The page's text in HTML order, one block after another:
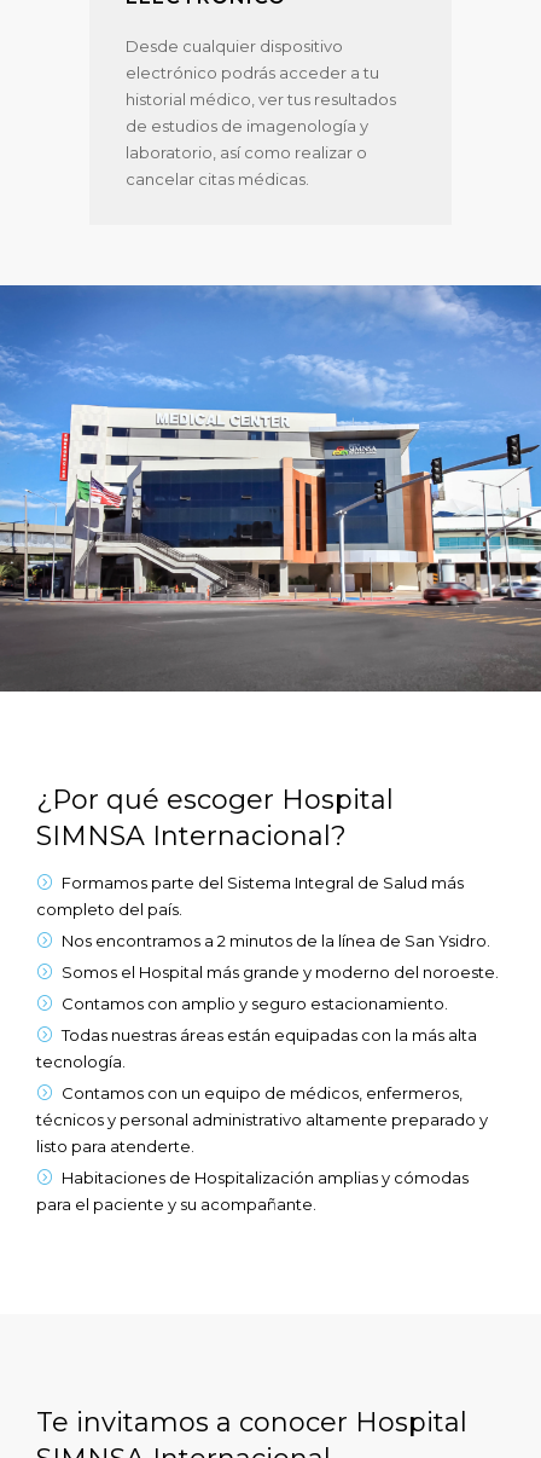
Desde cualquier dispositivo
electrónico podrás acceder a tu
historial médico, ver tus resultados
de estudios de imagenología y
laboratorio, así como realizar o
cancelar citas médicas.
¿Por qué escoger Hospital
SIMNSA Internacional?
Formamos parte del Sistema Integral de Salud más
completo del país.
Nos encontramos a 2 minutos de la línea de San Ysidro.
Somos el Hospital más grande y moderno del noroeste.
Contamos con amplio y seguro estacionamiento.
Todas nuestras áreas están equipadas con la más alta
tecnología.
Contamos con un equipo de médicos, enfermeros,
técnicos y personal administrativo altamente preparado y
listo para atenderte.
Habitaciones de Hospitalización amplias y cómodas
para el paciente y su acompañante.
Te invitamos a conocer Hospital